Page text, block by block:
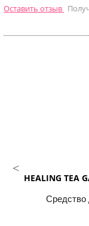
Оставить отзыв
HEALING TEA
Средство